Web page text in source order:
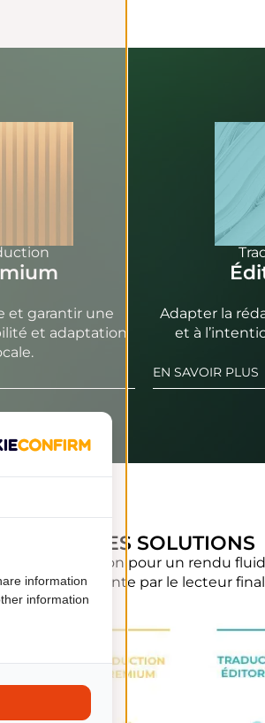
et garantir une
et adaptation
Adapter la
et à
EN SAVOIR PLUS
DES SOLUTIONS
l’adaptation pour un rendu
et impactante par le lecteur
information
information